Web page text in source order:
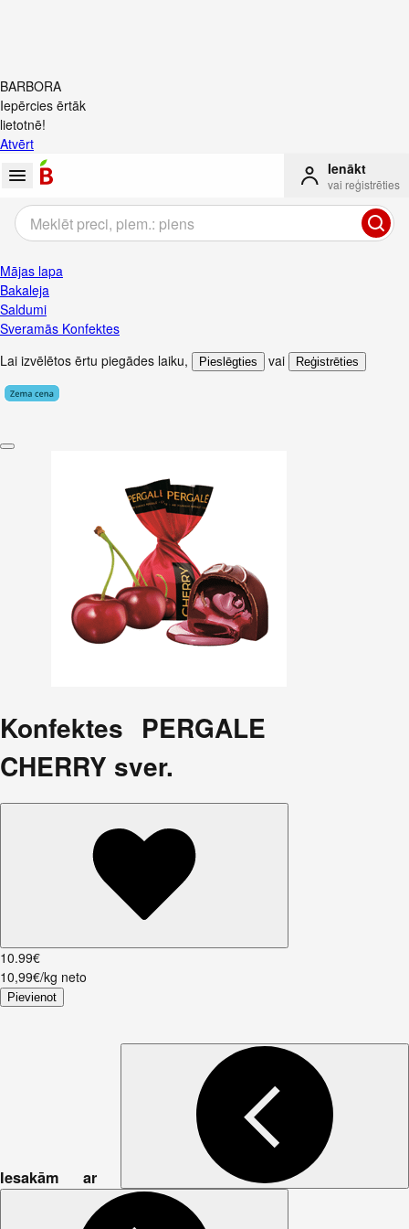
BARBORA
Iepērcies ērtāk
lietotnē!
Atvērt
Ienākt
vai reģistrēties
Mājas lapa
Bakaleja
Saldumi
Sveramās Konfektes
Lai izvēlētos ērtu piegādes laiku, Pieslēgties vai Reģistrēties
Konfektes PERGALE
CHERRY sver.
10.99€
10,99€/kg neto
Pievienot
Iesakām ar